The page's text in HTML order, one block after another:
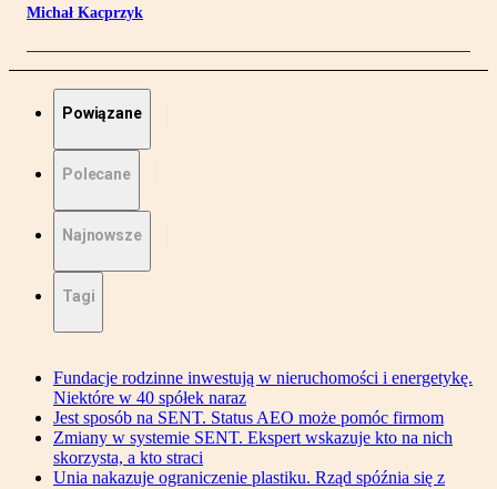
Michał Kacprzyk
Powiązane
Polecane
Najnowsze
Tagi
Fundacje rodzinne inwestują w nieruchomości i energetykę.
Niektóre w 40 spółek naraz
Jest sposób na SENT. Status AEO może pomóc firmom
Zmiany w systemie SENT. Ekspert wskazuje kto na nich
skorzysta, a kto straci
Unia nakazuje ograniczenie plastiku. Rząd spóźnia się z